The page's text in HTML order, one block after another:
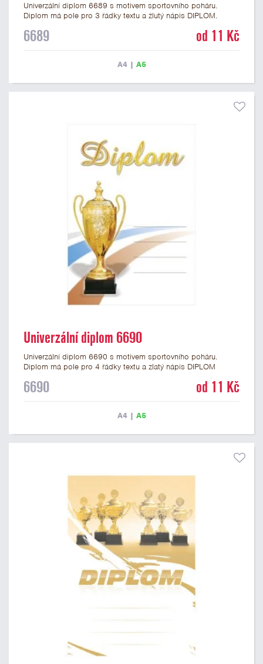
Univerzální diplom 6689 s motivem sportovního poháru.
Diplom má pole pro 3 řádky textu a žlutý nápis DIPLOM.
diplom je vhodný pro většinu událostí, ke kterým by se hodil i
6689 od 11 Kč
A4| A5
Univerzální diplom 6690
Univerzální diplom 6690 s motivem sportovního poháru.
Diplom má pole pro 4 řádky textu a zlatý nápis DIPLOM
formátu A4 a A5. Tento diplom je vhodný pro většinu událostí,
6690 od 11 Kč
A4| A5